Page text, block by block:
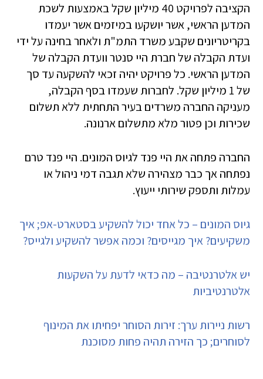
הקציבה לפרויקט 40 מיליון שקל באמצעות לשכת
המדען הראשי, אשר יושקעו במיזמים אשר יעמדו
בקריטריונים שקבע משרד התמ"ת ולאחר בחינה על ידי
ועדת הקבלה של חברת היי סנטר וועדת הקבלה של
המדען הראשי. כל פרויקט יהיה זכאי להשקעה עד סך
של 1 מיליון שקל. לחברות שעמדו בסף הקבלה,
מעניקה החברה משרדים בעיר התחתית ללא תשלום
שכירות וכן פטור מלא מתשלום ארנונה.
החברה פתחה את היי פנד לגיוס המונים. היי פנד טרם
נפתחה אך כבר מצהירה שלא תגבה דמי ניהול או
עמלות ותספק שירותי ייעוץ.
גיוס המונים – כל אחד יכול להשקיע בסטארט-אפ; איך
משקיעים? איך מגייסים? וכמה אפשר להשקיע ולגייס?
יש אלטרנטיבה – מה כדאי לדעת על השקעות
אלטרנטיביות
רשות ניירות ערך: זירות הסוחר יפחיתו את המינוף
לסוחרים; כך הזירה תהיה פחות מסוכנת